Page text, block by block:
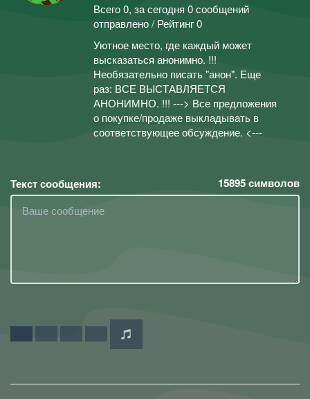
Всего 0, за сегодня 0 сообщений
отправлено / Рейтинг 0
Уютное место, где каждый может
высказаться анонимно. !!!
Необязательно писать "анон". Еще
раз: ВСЕ ВЫСТАВЛЯЕТСЯ
АНОНИМНО. !!! ---> Все предложения
о покупке/продаже выкладывать в
соответствующее обсуждение. <---
Текст сообщения: 15895символов